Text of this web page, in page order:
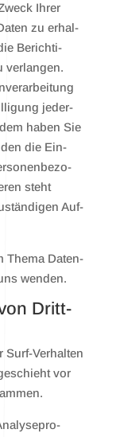
Ihrer
zu erhal­
Berich­ti­
ver­lan­gen.
jeder­
haben Sie
die Ein­
steht
Auf­
The­ma Daten­
wen­den.
Dritt­
Surf-Ver­hal­ten
vor